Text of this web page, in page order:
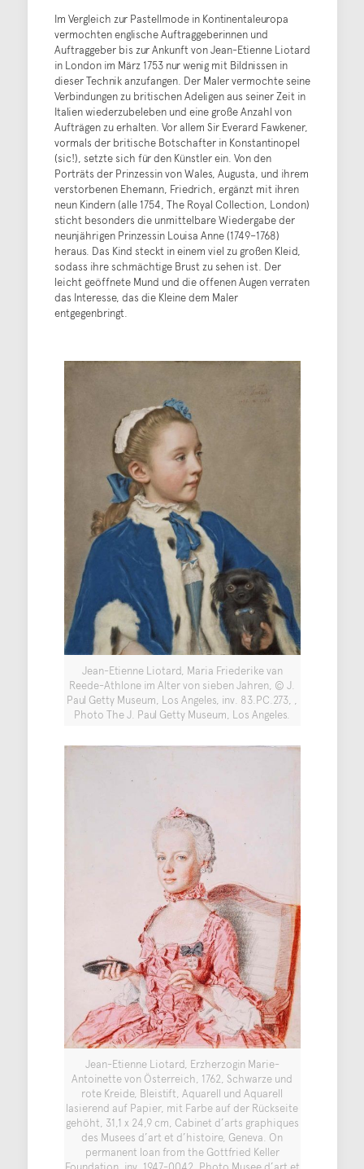
Im Vergleich zur Pastellmode in Kontinentaleuropa
vermochten englische Auftraggeberinnen und
Auftraggeber bis zur Ankunft von Jean-Etienne Liotard
in London im März 1753 nur wenig mit Bildnissen in
dieser Technik anzufangen. Der Maler vermochte seine
Verbindungen zu britischen Adeligen aus seiner Zeit in
Italien wiederzubeleben und eine große Anzahl von
Aufträgen zu erhalten. Vor allem Sir Everard Fawkener,
vormals der britische Botschafter in Konstantinopel
(sic!), setzte sich für den Künstler ein. Von den
Porträts der Prinzessin von Wales, Augusta, und ihrem
verstorbenen Ehemann, Friedrich, ergänzt mit ihren
neun Kindern (alle 1754, The Royal Collection, London)
sticht besonders die unmittelbare Wiedergabe der
neunjährigen Prinzessin Louisa Anne (1749–1768)
heraus. Das Kind steckt in einem viel zu großen Kleid,
sodass ihre schmächtige Brust zu sehen ist. Der
leicht geöffnete Mund und die offenen Augen verraten
das Interesse, das die Kleine dem Maler
entgegenbringt.
Jean-Etienne Liotard, Maria Friederike van
Reede-Athlone im Alter von sieben Jahren, © J.
Paul Getty Museum, Los Angeles, inv. 83.PC.273, ,
Photo The J. Paul Getty Museum, Los Angeles.
Jean-Etienne Liotard, Erzherzogin Marie-
Antoinette von Österreich, 1762, Schwarze und
rote Kreide, Bleistift, Aquarell und Aquarell
lasierend auf Papier, mit Farbe auf der Rückseite
gehöht, 31,1 x 24,9 cm, Cabinet d’arts graphiques
des Musees d’art et d’histoire, Geneva. On
permanent loan from the Gottfried Keller